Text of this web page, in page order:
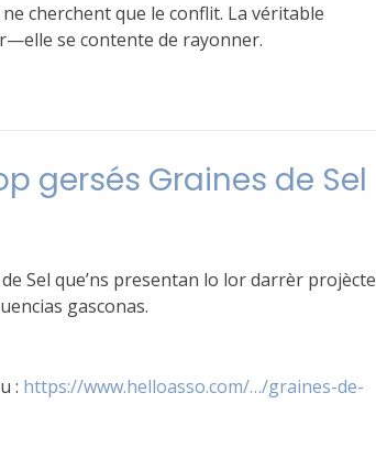
cherchent que le conflit. La véritable
se contente de rayonner.
gersés Graines de Sel
Sel que’ns presentan lo lor darrèr projècte
gasconas.
: https://www.helloasso.com/…/graines-de-